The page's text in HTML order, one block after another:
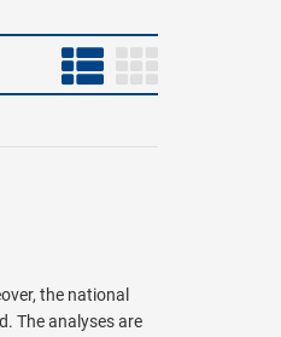
the national
The analyses are